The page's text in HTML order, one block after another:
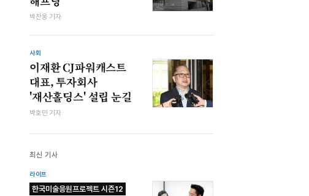
박찬웅 기자
사회
이재환 CJ파워캐스트
대표, 투자회사
'재산홀딩스' 설립 눈길
박호민 기자
최신 기사
라이프
한국미술응원프로젝트 시즌12